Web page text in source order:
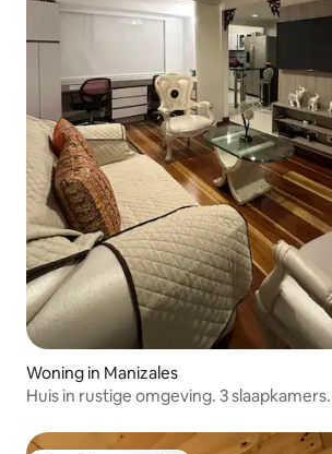
Woning in Manizales
Huis in rustige omgeving. 3